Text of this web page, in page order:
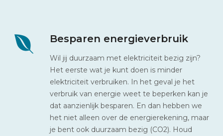
Besparen energieverbruik
Wil jij duurzaam met elektriciteit bezig zijn?
Het eerste wat je kunt doen is minder
elektriciteit verbruiken. In het geval je het
verbruik van energie weet te beperken kan je
dat aanzienlijk besparen. En dan hebben we
het niet alleen over de energierekening, maar
je bent ook duurzaam bezig (CO2). Houd